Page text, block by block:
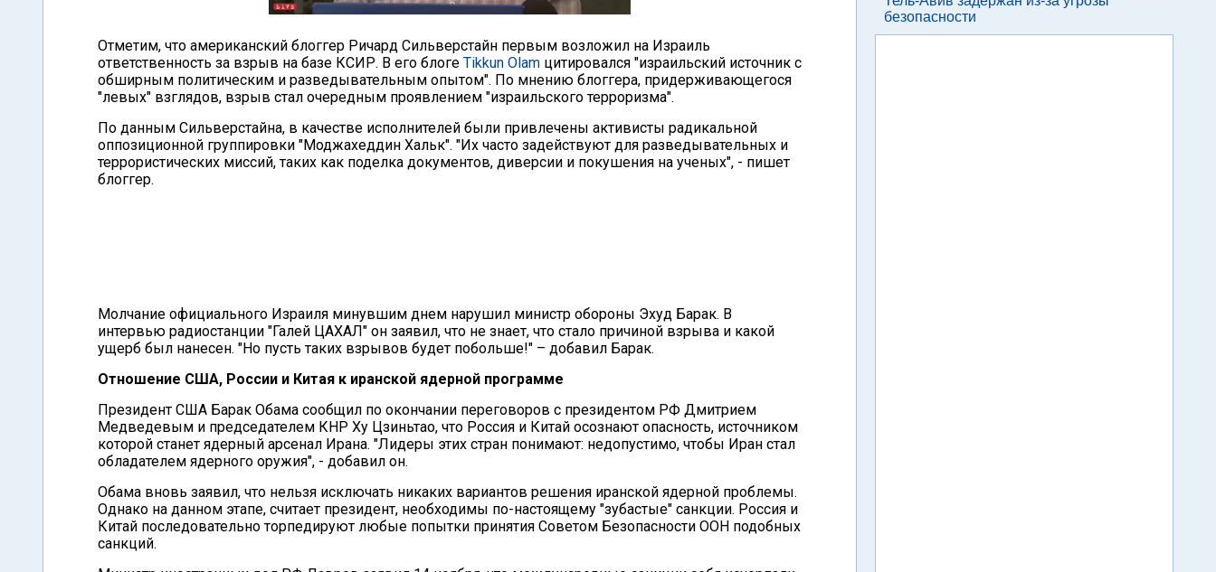
Отметим, что американский блоггер Ричард Сильверстайн первым возложил на Израиль
ответственность за взрыв на базе КСИР. В его блоге Tikkun Olam цитировался "израильский источник с
обширным политическим и разведывательным опытом". По мнению блоггера, придерживающегося
"левых" взглядов, взрыв стал очередным проявлением "израильского терроризма".
По данным Сильверстайна, в качестве исполнителей были привлечены активисты радикальной
оппозиционной группировки "Моджахеддин Хальк". "Их часто задействуют для разведывательных и
террористических миссий, таких как поделка документов, диверсии и покушения на ученых", - пишет
блоггер.
Молчание официального Израиля минувшим днем нарушил министр обороны Эхуд Барак. В
интервью радиостанции "Галей ЦАХАЛ" он заявил, что не знает, что стало причиной взрыва и какой
ущерб был нанесен. "Но пусть таких взрывов будет побольше!" – добавил Барак.
Отношение США, России и Китая к иранской ядерной программе
Президент США Барак Обама сообщил по окончании переговоров с президентом РФ Дмитрием
Медведевым и председателем КНР Ху Цзиньтао, что Россия и Китай осознают опасность, источником
которой станет ядерный арсенал Ирана. "Лидеры этих стран понимают: недопустимо, чтобы Иран стал
обладателем ядерного оружия", - добавил он.
Обама вновь заявил, что нельзя исключать никаких вариантов решения иранской ядерной проблемы.
Однако на данном этапе, считает президент, необходимы по-настоящему "зубастые" санкции. Россия и
Китай последовательно торпедируют любые попытки принятия Советом Безопасности ООН подобных
санкций.
безопасности